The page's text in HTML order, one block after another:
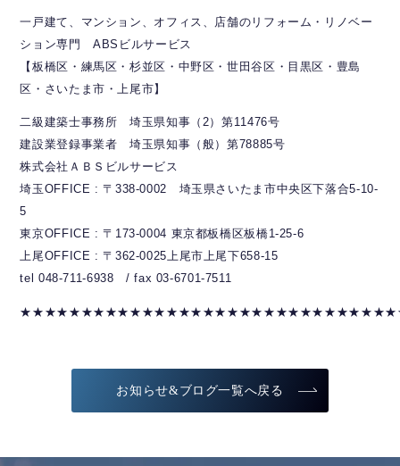
一戸建て、マンション、オフィス、店舗のリフォーム・リノベー
ション専門 ABSビルサービス
【板橋区・練馬区・杉並区・中野区・世田谷区・目黒区・豊島
区・さいたま市・上尾市】
二級建築士事務所 埼玉県知事（2）第11476号
建設業登録事業者 埼玉県知事（般）第78885号
株式会社ＡＢＳビルサービス
埼玉OFFICE : 〒338-0002 埼玉県さいたま市中央区下落合5-10-
5
東京OFFICE : 〒173-0004 東京都板橋区板橋1-25-6
上尾OFFICE : 〒362-0025上尾市上尾下658-15
tel 048-711-6938 / fax 03-6701-7511
お知らせ&ブログ一覧へ戻る